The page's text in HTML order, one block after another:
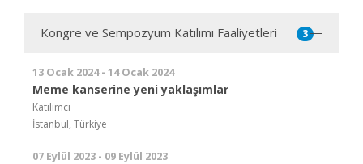
Kongre ve Sempozyum Katılımı Faaliyetleri 3
13 Ocak 2024 - 14 Ocak 2024
Meme kanserine yeni yaklaşımlar
Katılımcı
İstanbul, Türkiye
07 Eylül 2023 - 09 Eylül 2023